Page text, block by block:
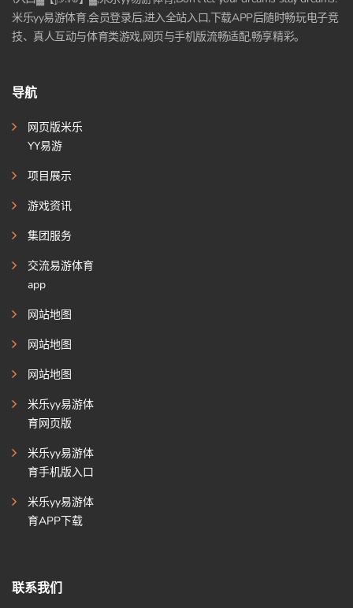
米乐yy易游体育,会员登录后,进入全站入口,下载APP后随时畅玩电子竞
技、真人互动与体育类游戏,网页与手机版流畅适配,畅享精彩。
导航
网页版米乐
YY易游
项目展示
游戏资讯
集团服务
交流易游体育
app
网站地图
网站地图
网站地图
米乐yy易游体
育网页版
米乐yy易游体
育手机版入口
米乐yy易游体
育APP下载
联系我们